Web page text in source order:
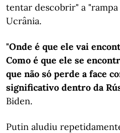
tentar descobrir" a
Ucrânia.
"Onde é que ele vai
Como é que ele se
que não só perde a face
significativo dentro da
Biden.
Putin aludiu